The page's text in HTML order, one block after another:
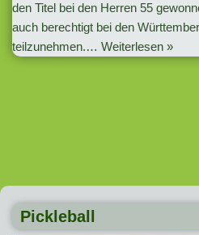
den Titel bei den Herren 55
auch berechtigt bei den
teilzunehmen.… Weiterlesen »
Pickleball